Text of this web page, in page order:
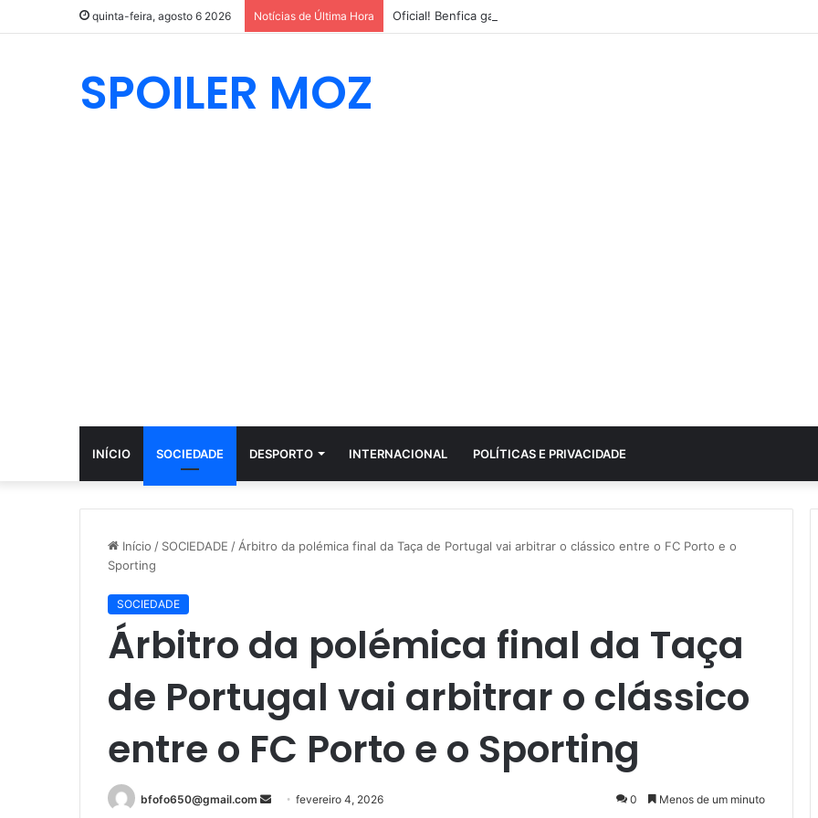
quinta-feira, agosto 6 2026 Notícias de Última Hora Oficial! Benfica garante contratação de internacional neerlandês de 2,04m
SPOILER MOZ
INÍCIO SOCIEDADE DESPORTO INTERNACIONAL POLÍTICAS E PRIVACIDADE
Início / SOCIEDADE / Árbitro da polémica final da Taça de Portugal vai arbitrar o clássico entre o FC Porto e o
Sporting
SOCIEDADE
Árbitro da polémica final da Taça
de Portugal vai arbitrar o clássico
entre o FC Porto e o Sporting
bfofo650@gmail.com
Mandefevereiro 4, 2026 0 Menos de um minuto